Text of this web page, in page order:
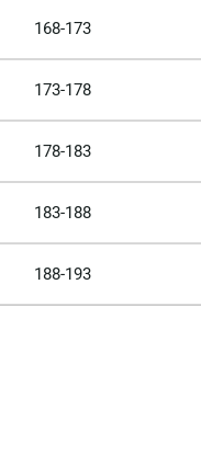
168-173
173-178
178-183
183-188
188-193